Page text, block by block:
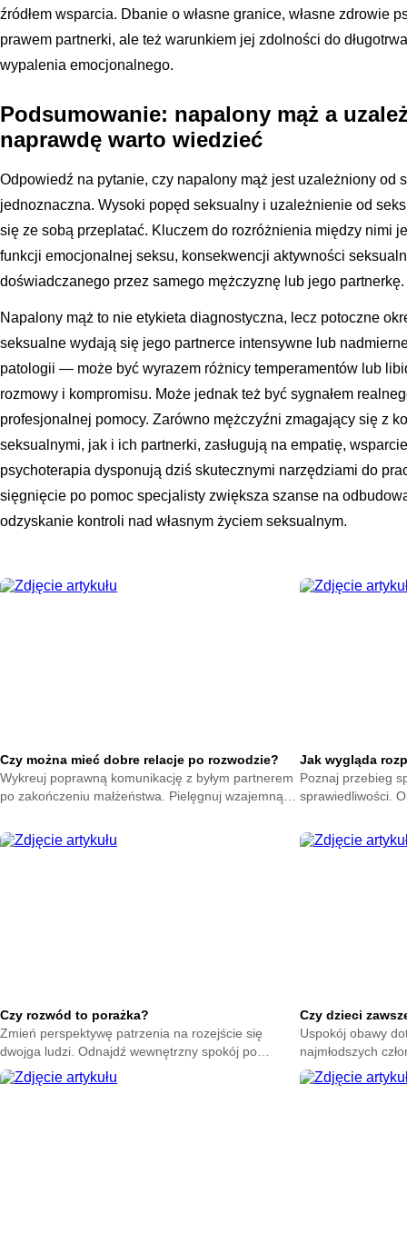
źródłem wsparcia. Dbanie o własne granice, własne zdrowie
prawem partnerki, ale też warunkiem jej zdolności do
wypalenia emocjonalnego.
Podsumowanie: napalony mąż a
naprawdę warto wiedzieć
Odpowiedź na pytanie, czy napalony mąż jest uzależniony od
jednoznaczna. Wysoki popęd seksualny i uzależnienie od
się ze sobą przeplatać. Kluczem do rozróżnienia między nimi
funkcji emocjonalnej seksu, konsekwencji aktywności
doświadczanego przez samego mężczyznę lub jego partnerkę.
Napalony mąż to nie etykieta diagnostyczna, lecz potoczne
seksualne wydają się jego partnerce intensywne lub
patologii — może być wyrazem różnicy temperamentów lub
rozmowy i kompromisu. Może jednak też być sygnałem
profesjonalnej pomocy. Zarówno mężczyźni zmagający się z
seksualnymi, jak i ich partnerki, zasługują na empatię,
psychoterapia dysponują dziś skutecznymi narzędziami do
sięgnięcie po pomoc specjalisty zwiększa szanse na
odzyskanie kontroli nad własnym życiem seksualnym.
Czy można mieć dobre relacje po rozwodzie?
Wykreuj poprawną komunikację z byłym partnerem
po zakończeniu małżeństwa. Pielęgnuj wzajemną
Jak wygląda
Poznaj przebieg
sprawiedliwości.
cennej wiedzy.
Czy rozwód to porażka?
Zmień perspektywę patrzenia na rozejście się
dwojga ludzi. Odnajdź wewnętrzny spokój po
trudnej decyzji. Buduj radość oraz szacunek do
samego siebie.
Czy dzieci
Uspokój obawy
najmłodszych
kluczowe aspekty
potomstwa.